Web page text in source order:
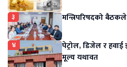
३ मन्त्रिपरिषदको
४
पेट्रोल, डिजेल र
मूल्य यथावत